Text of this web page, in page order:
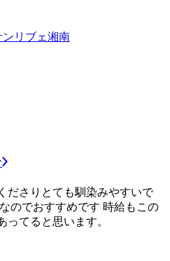
ンリブェ湘南
ださりとても馴染みやすいで
のでおすすめです 時給もこの
ってると思います。